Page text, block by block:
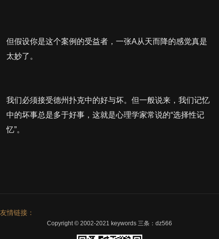
但假设你是这个案例的受益者，一张A从天而降的感觉真是
太妙了。
我们必须接受德州扑克中的好与坏。但一般说来，我们记忆
中的坏事总是多于好事，这就是心理学家常说的“选择性记
忆”。
友情链接：
Copyright © 2002-2021 keywords 三条：dz566